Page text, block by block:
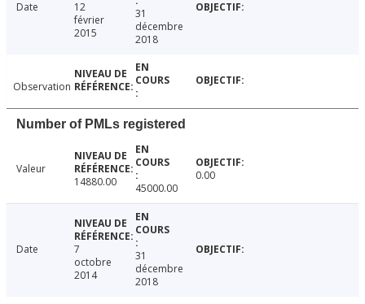
Date
12
février
2015
31
décembre
2018
Observation
Number of PMLs registered
Valeur
14880.00
45000.00
0.00
Date
7
octobre
2014
31
décembre
2018